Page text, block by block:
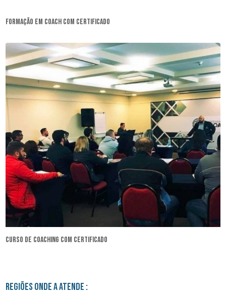
formação em coach com certificado
curso de coaching com certificado
Regiões onde a atende :